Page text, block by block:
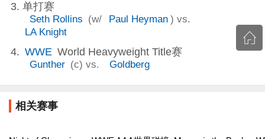
单打赛
Seth Rollins (w/ Paul Heyman ) vs.
LA Knight
WWE World Heavyweight Title赛
Gunther (c) vs. Goldberg
相关赛事